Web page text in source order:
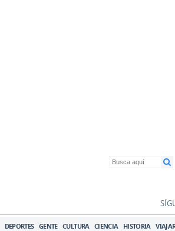
DEPORTES GENTE CULTURA CIENCIA HISTORIA